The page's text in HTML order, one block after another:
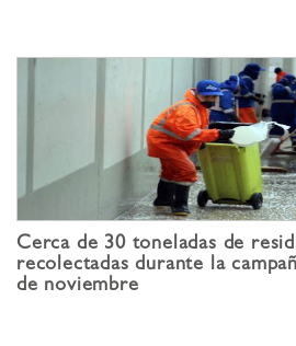
Cerca de 30 toneladas de
recolectadas durante la
de noviembre